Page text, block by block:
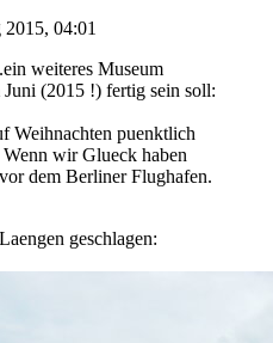
04:01
weiteres Museum
(2015 !) fertig sein soll:
Weihnachten puenktlich
wir Glueck haben
dem Berliner Flughafen.
geschlagen: